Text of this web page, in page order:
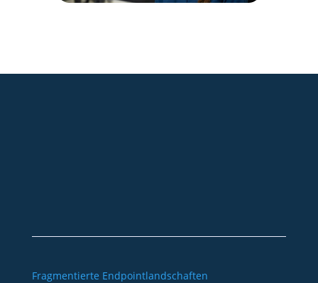
Fragmentierte Endpointlandschaften